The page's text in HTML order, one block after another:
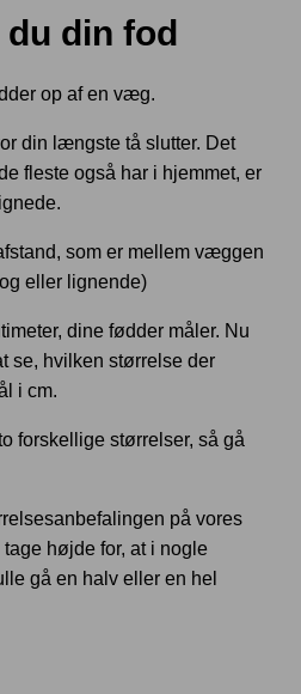
du din fod
op af en væg.
din længste tå slutter. Det
fleste også har i hjemmet, er
som er mellem væggen
eller lignende)
dine fødder måler. Nu
se, hvilken størrelse der
i cm.
forskellige størrelser, så gå
på vores
højde for, at i nogle
gå en halv eller en hel